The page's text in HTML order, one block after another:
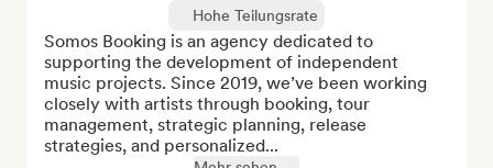
Hohe Teilungsrate
Somos Booking is an agency dedicated to
supporting the development of independent
music projects. Since 2019, we’ve been working
closely with artists through booking, tour
management, strategic planning, release
strategies, and personalized...